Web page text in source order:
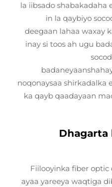
la iibsado shabakadaha
in la qaybiyo
deegaan lahaa waxay
inay si toos ah ugu
noqonaysaa shirkadalka
ka qayb qaadayaan
Dhagarta
Fiilooyinka fiber optic
ayaa yareeya waqtiga